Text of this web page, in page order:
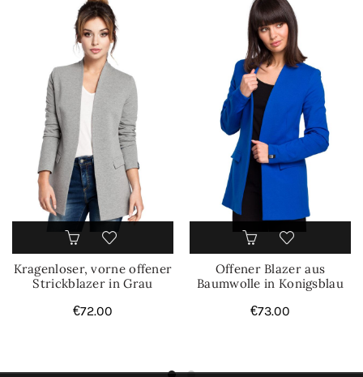
Kragenloser, vorne offener
Strickblazer in Grau
€72.00
Offener Blazer aus
Baumwolle in Konigsblau
€73.00